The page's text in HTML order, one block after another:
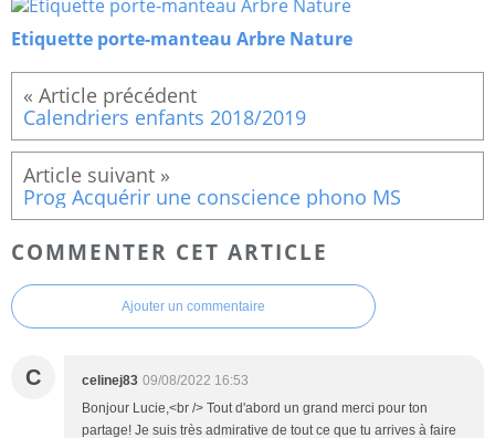
Etiquette porte-manteau Arbre Nature
Calendriers enfants 2018/2019
Prog Acquérir une conscience phono MS
COMMENTER CET ARTICLE
Ajouter un commentaire
C celinej83 09/08/2022 16:53
Bonjour Lucie,<br /> Tout d'abord un grand merci pour ton
partage! Je suis très admirative de tout ce que tu arrives à faire